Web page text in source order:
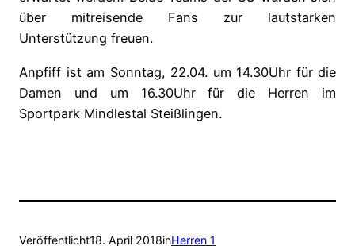
über mitreisende Fans zur lautstarken
Unterstützung freuen.
Anpfiff ist am Sonntag, 22.04. um 14.30Uhr für die
Damen und um 16.30Uhr für die Herren im
Sportpark Mindlestal Steißlingen.
Veröffentlicht18. April 2018inHerren 1